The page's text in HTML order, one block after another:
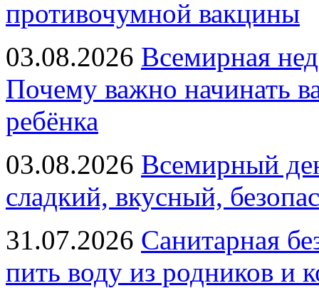
противочумной вакцины
03.08.2026 Всемирная
Почему важно начинать
ребёнка
03.08.2026 Всемирный
сладкий, вкусный,
31.07.2026 Санитарная
пить воду из родников и